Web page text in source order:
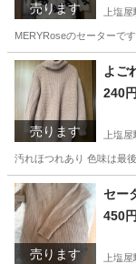
売ります 上塩屋
MERYRoseのセーターで
鹿児島 鹿児島市
売ります
よご
240円
上塩屋
汚れほつれあり 色味は最
鹿児島 鹿児島市
売ります
セー
450円
上塩屋